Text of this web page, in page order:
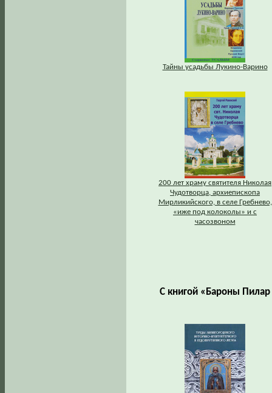
Тайны усадьбы Лукино-Варино
200 лет храму святителя Николая
Чудотворца, архиепископа
Мирликийского, в селе Гребнево,
«иже под колоколы» и с
часозвоном
С книгой «Бароны